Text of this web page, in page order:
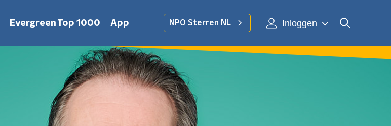
Evergreen Top 1000 App NPO Sterren NL Inloggen